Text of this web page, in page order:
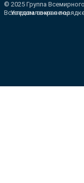
© 2025 Группа
Все права сохранены.
Уведомление о